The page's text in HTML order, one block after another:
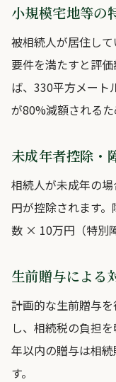
小規模宅地等の
被相続人が居住し
要件を満たすと評
ば、330平方メート
が80%減額されるた
未成年者控除・
相続人が未成年の
円が控除されます
数 × 10万円（特別
生前贈与による
計画的な生前贈与
し、相続税の負担
年以内の贈与は相
す。